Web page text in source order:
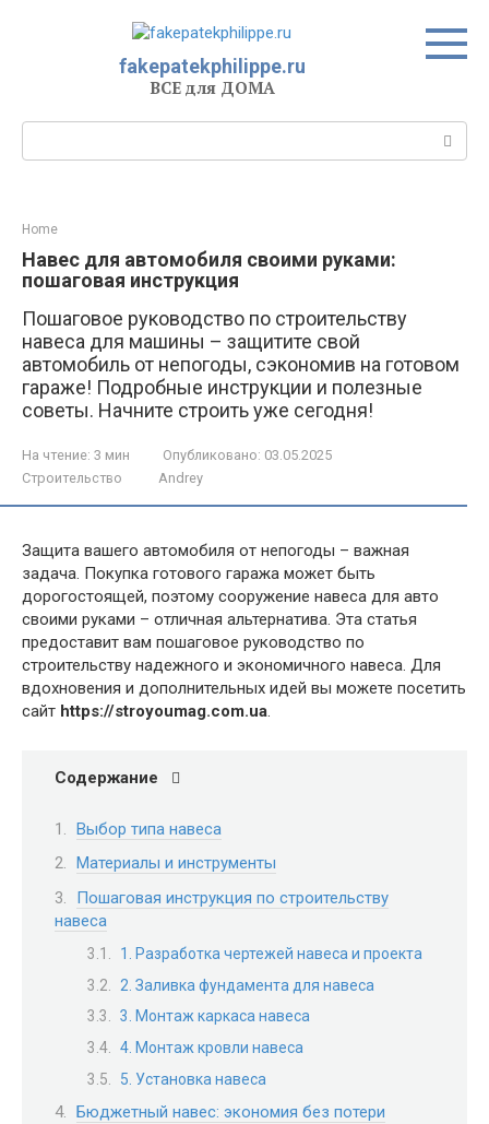
fakepatekphilippe.ru
ВСЕ для ДОМА
Home
Навес для автомобиля своими руками:
пошаговая инструкция
Пошаговое руководство по строительству
навеса для машины – защитите свой
автомобиль от непогоды, сэкономив на готовом
гараже! Подробные инструкции и полезные
советы. Начните строить уже сегодня!
На чтение: 3 мин Опубликовано: 03.05.2025
Строительство
Andrey
Защита вашего автомобиля от непогоды – важная
задача. Покупка готового гаража может быть
дорогостоящей, поэтому сооружение навеса для авто
своими руками – отличная альтернатива. Эта статья
предоставит вам пошаговое руководство по
строительству надежного и экономичного навеса. Для
вдохновения и дополнительных идей вы можете посетить
сайт https://stroyoumag.com.ua.
Содержание
Выбор типа навеса
Материалы и инструменты
Пошаговая инструкция по строительству
навеса
1. Разработка чертежей навеса и проекта
2. Заливка фундамента для навеса
3. Монтаж каркаса навеса
4. Монтаж кровли навеса
5. Установка навеса
Бюджетный навес: экономия без потери